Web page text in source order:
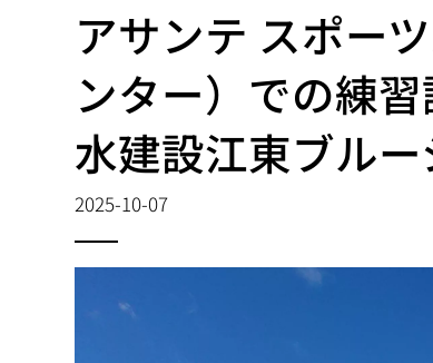
アサンテ スポー
ンター）での練
水建設江東ブル
2025-10-07